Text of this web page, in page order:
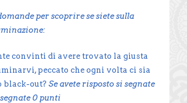
per scoprire se siete sulla
convinti di avere trovato la giusta
peccato che ogni volta ci sia
black-out? Se avete risposto si segnate
0 punti